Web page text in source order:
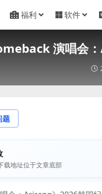
福利 软件
演唱会
题
载地址位于文章底部